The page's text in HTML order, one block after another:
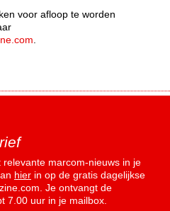
voor afloop te worden
marcom-nieuws in je
hier in op de gratis dagelijkse
Je ontvangt de
7.00 uur in je mailbox.